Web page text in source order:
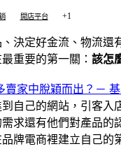
開店平台 +1
決定好金流、物流還
重要的第一關： 該怎
賣家中脫穎而出？－
自己的網站，引客入
求還有他們對產品的
牌電商裡建立自己的